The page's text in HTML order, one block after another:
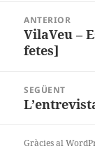
d'entrades
ANTERIOR
Entrada
anterior:
VilaVeu –
fetes]
SEGÜENT
Entrada
Gràcies al